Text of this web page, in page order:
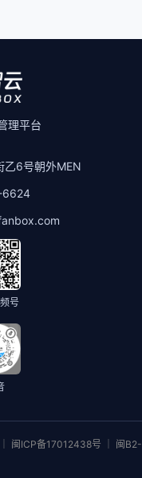
理平台
乙6号朝外MEN
号
闽ICP备17012438号 ｜ 闽B2-